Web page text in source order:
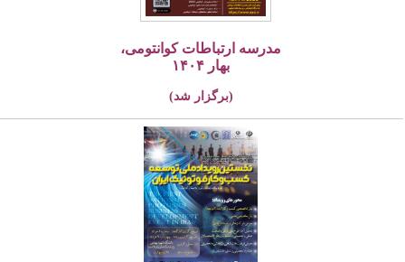
مدرسه ارتباطات کوانتومی،
بهار ۱۴۰۴
(برگزار شد)